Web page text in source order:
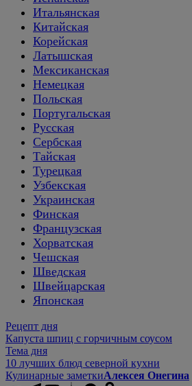
Итальянская
Китайская
Корейская
Латышская
Мексиканская
Немецкая
Польская
Португальская
Русская
Сербская
Тайская
Турецкая
Узбекская
Украинская
Финская
Французская
Хорватская
Чешская
Шведская
Швейцарская
Японская
Рецепт дня
Капуста шпиц с горчичным соусом
Тема дня
10 лучших блюд северной кухни
Кулинарные заметкиАлексея Онегина